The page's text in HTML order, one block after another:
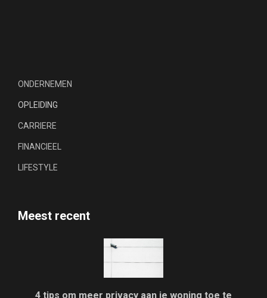
ONDERNEMEN
OPLEIDING
CARRIERE
FINANCIEEL
LIFESTYLE
Meest recent
4 tips om meer privacy aan je woning toe te